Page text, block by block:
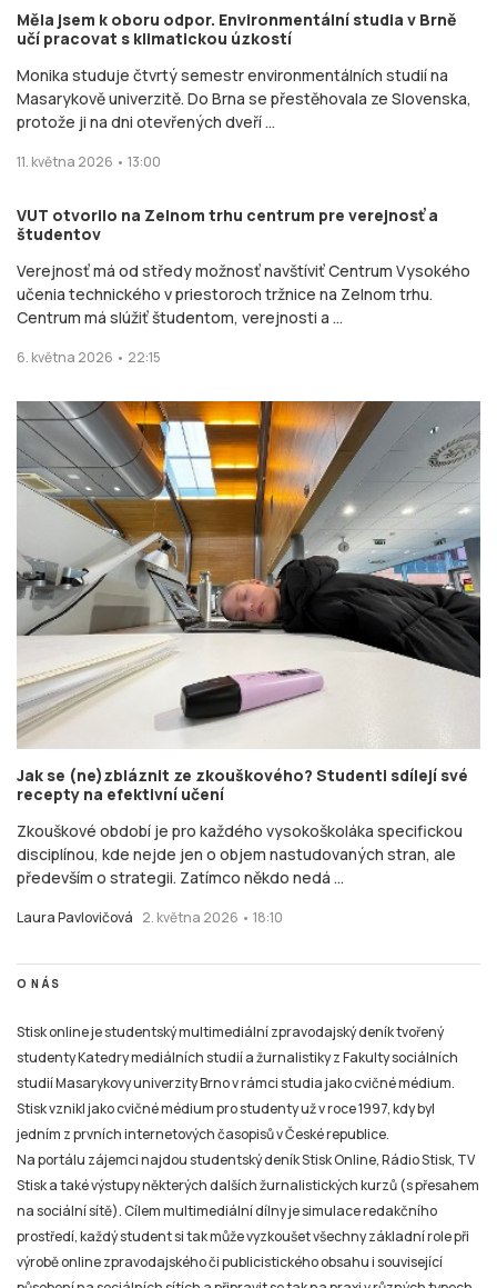
Měla jsem k oboru odpor. Environmentální studia v Brně
učí pracovat s klimatickou úzkostí
Monika studuje čtvrtý semestr environmentálních studií na
Masarykově univerzitě. Do Brna se přestěhovala ze Slovenska,
protože ji na dni otevřených dveří ...
11. května 2026 • 13:00
VUT otvorilo na Zelnom trhu centrum pre verejnosť a
študentov
Verejnosť má od středy možnosť navštíviť Centrum Vysokého
učenia technického v priestoroch tržnice na Zelnom trhu.
Centrum má slúžiť študentom, verejnosti a ...
6. května 2026 • 22:15
Jak se (ne)zbláznit ze zkouškového? Studenti sdílejí své
recepty na efektivní učení
Zkouškové období je pro každého vysokoškoláka specifickou
disciplínou, kde nejde jen o objem nastudovaných stran, ale
především o strategii. Zatímco někdo nedá ...
Laura Pavlovičová 2. května 2026 • 18:10
O NÁS
Stisk online je studentský multimediální zpravodajský deník tvořený
studenty Katedry mediálních studií a žurnalistiky z Fakulty sociálních
studií Masarykovy univerzity Brno v rámci studia jako cvičné médium.
Stisk vznikl jako cvičné médium pro studenty už v roce 1997, kdy byl
jedním z prvních internetových časopisů v České republice.
Na portálu zájemci najdou studentský deník Stisk Online, Rádio Stisk, TV
Stisk a také výstupy některých dalších žurnalistických kurzů (s přesahem
na sociální sítě). Cílem multimediální dílny je simulace redakčního
prostředí, každý student si tak může vyzkoušet všechny základní role při
výrobě online zpravodajského či publicistického obsahu i související